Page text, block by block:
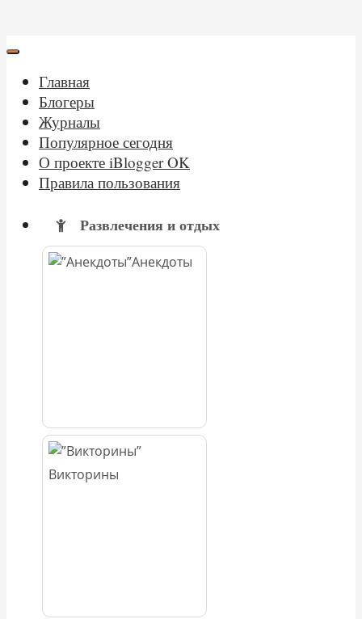
Главная
Блогеры
Журналы
Популярное сегодня
О проекте iBlogger OK
Правила пользования
Развлечения и отдых
Анекдоты
Викторины